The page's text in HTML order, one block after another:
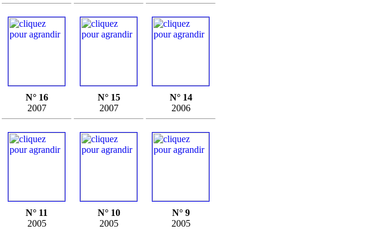
N° 16
2007
N° 15
2007
N° 14
2006
N° 11
2005
N° 10
2005
N° 9
2005